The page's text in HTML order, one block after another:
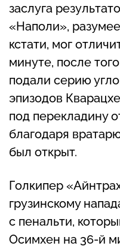
заслуга
«Наполи»,
кстати, мог
минуте, после
подали серию
эпизодов
под перекладину
благодаря
был открыт.
Голкипер
грузинскому
с пенальти,
Осимхен на 36-й